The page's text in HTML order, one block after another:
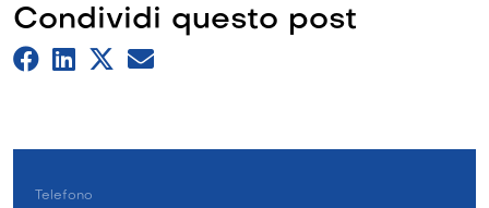
Condividi questo post
Telefono